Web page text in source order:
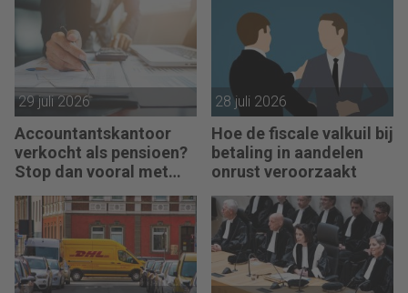
29 juli 2026
Accountantskantoor
verkocht als pensioen?
Stop dan vooral met
werken
28 juli 2026
Hoe de fiscale valkuil bij
betaling in aandelen
onrust veroorzaakt